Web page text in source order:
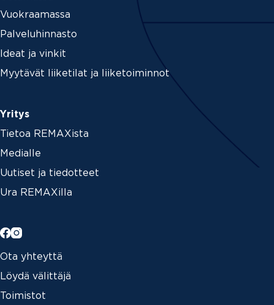
Vuokraamassa
Palveluhinnasto
Ideat ja vinkit
Myytävät liiketilat ja liiketoiminnot
Yritys
Tietoa REMAXista
Medialle
Uutiset ja tiedotteet
Ura REMAXilla
Ota yhteyttä
Löydä välittäjä
Toimistot